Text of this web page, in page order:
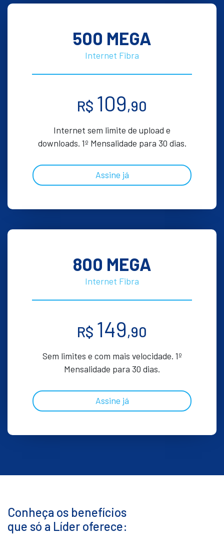
500 MEGA
Internet Fibra
R$ 109,90
Internet sem limite de upload e
downloads. 1º Mensalidade para 30 dias.
Assine já
800 MEGA
Internet Fibra
R$ 149,90
Sem limites e com mais velocidade. 1º
Mensalidade para 30 dias.
Assine já
Conheça os benefícios
que só a Líder oferece: